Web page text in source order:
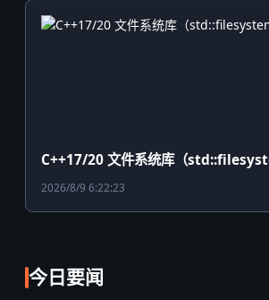
C++17/20 文件系统库（
2026/8/9 6:22:23
今日要闻